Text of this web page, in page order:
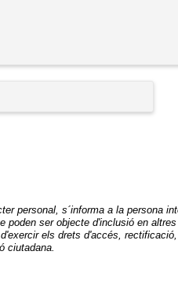
personal, s´informa a la persona
poden ser objecte d'inclusió en
els drets d'accés,
ciutadana.